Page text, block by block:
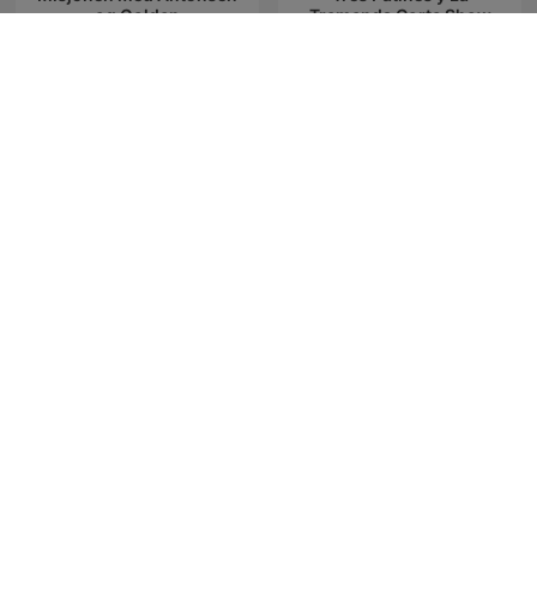
og Golden
Tremenda Corte Show